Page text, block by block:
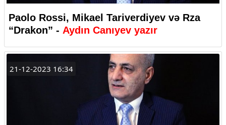
Paolo Rossi, Mikael Tariverdiyev və Rza
“Drakon” - Aydın Canıyev yazır
21-12-2023 16:34